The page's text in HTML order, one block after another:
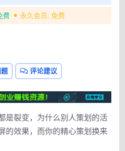
费 永久会员: 免费
评论建议
是裂变，为什么别人策划的活
的效果，而你的精心策划换来